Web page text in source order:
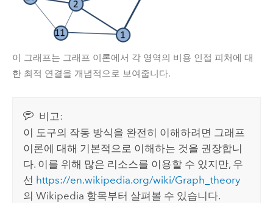
이 그래프는 그래프 이론에서 각 영역의 비용 인접 피처에 대
한 최적 연결을 개념적으로 보여줍니다.
비고:
이 도구의 작동 방식을 완전히 이해하려면 그래프
이론에 대해 기본적으로 이해하는 것을 권장합니
다. 이를 위해 많은 리소스를 이용할 수 있지만, 우
선 https://en.wikipedia.org/wiki/Graph_theory
의 Wikipedia 항목부터 살펴볼 수 있습니다.